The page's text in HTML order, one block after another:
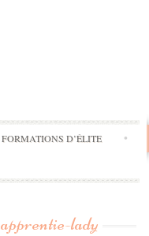
FORMATIONS D’ÉLITE
apprentie-lady